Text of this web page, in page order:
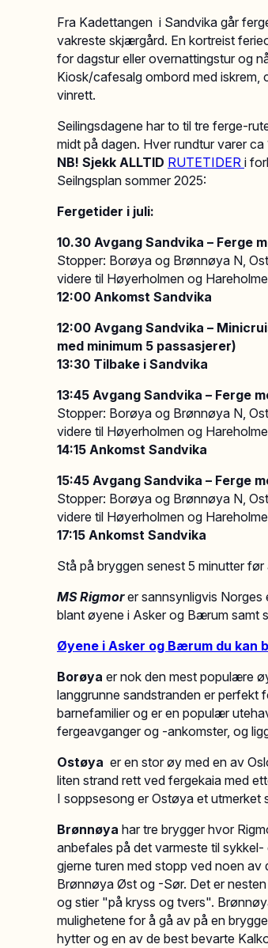
Fra Kadettangen i Sandvika går
vakreste skjærgård. En kortreist
for dagstur eller overnattingstur og
Kiosk/cafesalg ombord med iskrem,
vinrett.
Seilingsdagene har to til tre ferge-
midt på dagen. Hver rundtur varer ca
NB! Sjekk ALLTID RUTETIDER i
Seilngsplan sommer 2025:
Fergetider i juli:
10.30 Avgang Sandvika – Ferge
Stopper: Borøya og Brønnøya N,
videre til Høyerholmen og
12:00 Ankomst Sandvika
12:00 Avgang Sandvika –
med minimum 5 passasjerer)
13:30 Tilbake i Sandvika
13:45 Avgang Sandvika – Ferge
Stopper: Borøya og Brønnøya N,
videre til Høyerholmen og
14:15 Ankomst Sandvika
15:45 Avgang Sandvika – Ferge
Stopper: Borøya og Brønnøya N,
videre til Høyerholmen og
17:15 Ankomst Sandvika
Stå på bryggen senest 5 minutter
MS Rigmorer sannsynligvis Norges
blant øyene i Asker og Bærum samt
Øyene i Asker og Bærum du kan
Borøya er nok den mest populære
langgrunne sandstranden er perfekt
barnefamilier og er en populær
fergeavganger og -ankomster, og
Ostøya er en stor øy med en av
liten strand rett ved fergekaia med
I soppsesong er Ostøya et utmerket
Brønnøya har tre brygger hvor
anbefales på det varmeste til
gjerne turen med stopp ved noen
Brønnøya Øst og -Sør. Det er
og stier "på kryss og tvers".
mulighetene for å gå av på en
hytter og en av de best bevarte